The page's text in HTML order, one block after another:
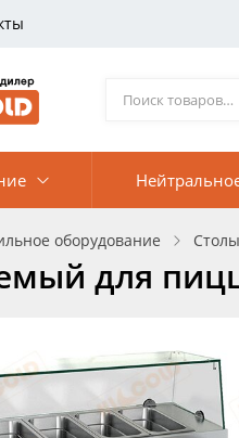
оборудование
для